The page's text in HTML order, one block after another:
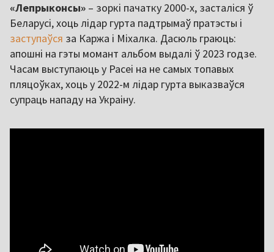
«Лепрыконсы» – зоркі пачатку 2000-х, засталіся ў
Беларусі, хоць лідар гурта падтрымаў пратэсты і
заступаўся за Каржа і Міхалка. Дасюль граюць:
апошні на гэты момант альбом выдалі ў 2023 годзе.
Часам выступаюць у Расеі на не самых топавых
пляцоўках, хоць у 2022-м лідар гурта выказваўся
супраць нападу на Украіну.